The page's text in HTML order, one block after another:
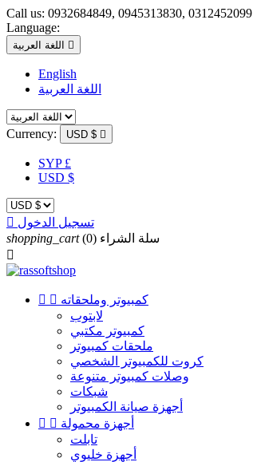
Call us: 0932684849, 0945313830, 0312452099
Language:
اللغة العربية 
English
اللغة العربية
Currency: USD $ 
SYP £
USD $
 تسجيل الدخول
shopping_cart
سلة الشراء (0)

  كمبيوتر وملحقاته
لابتوب
كمبيوتر مكتبي
ملحقات كمبيوتر
كروت للكمبيوتر الشخصي
وصلات كمبيوتر متنوعة
شبكات
أجهزة صيانة الكمبيوتر
  أجهزة محمولة
تابلت
أجهزة خليوي